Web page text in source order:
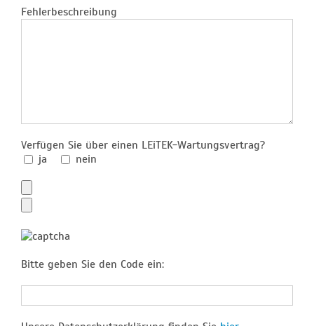
Fehlerbeschreibung
Verfügen Sie über einen LEiTEK-Wartungsvertrag?
ja
nein
Bitte geben Sie den Code ein: